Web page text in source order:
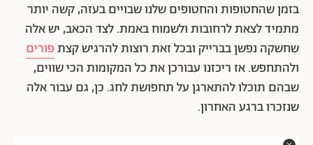
בזמן שהחטופות והחטופים שלנו שבויים בעזה, קשה יותר
מתמיד לצאת לרחובות ולשמוח באמת. לצד הכאב, יש אלה
שחשקה נפשן בברייק ובכל זאת רוצות להרגיש קצתפורים
ולהתחפש. אז ריכזנו עבורכן את כל המקומות הכי שווים,
שבהם תוכלו להתארגן על תחפושת לחג. כן, גם עבור אלה
שנזכרו ברגע האחרון.